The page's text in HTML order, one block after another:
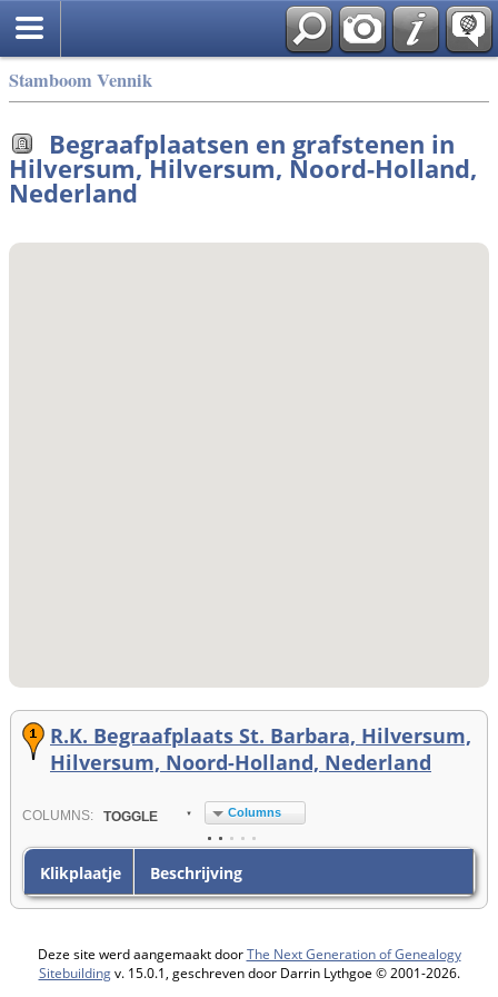
Stamboom Vennik
Begraafplaatsen en grafstenen in
Hilversum, Hilversum, Noord-Holland,
Nederland
R.K. Begraafplaats St. Barbara, Hilversum,
Hilversum, Noord-Holland, Nederland
COLUMN S: TOGGLE Columns
Klikplaatje Beschrijving
Deze site werd aangemaakt doorThe Next Generation of Genealogy
Sitebuildingv. 15.0.1, geschreven door Darrin Lythgoe © 2001-2026.